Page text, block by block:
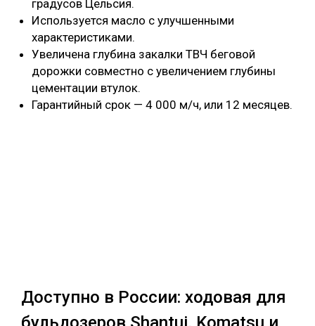
градусов Цельсия.
Используется масло с улучшенными
характеристиками.
Увеличена глубина закалки ТВЧ беговой
дорожки совместно с увеличением глубины
цементации втулок.
Гарантийный срок — 4 000 м/ч, или 12 месяцев.
Доступно в России: ходовая для